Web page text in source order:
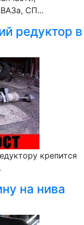
СП...
редуктор в
крепится
на нива